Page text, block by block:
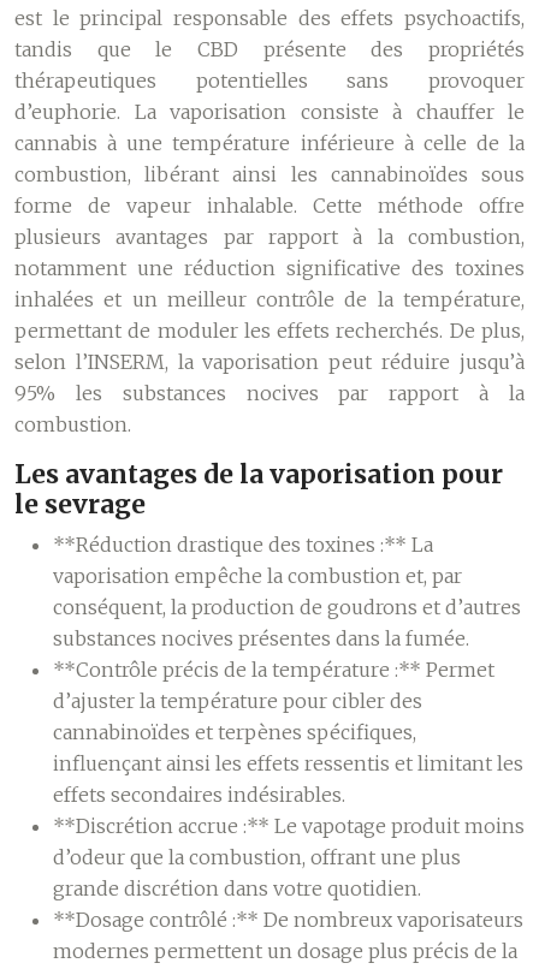
est le principal responsable des effets psychoactifs,
tandis que le CBD présente des propriétés
thérapeutiques potentielles sans provoquer
d’euphorie. La vaporisation consiste à chauffer le
cannabis à une température inférieure à celle de la
combustion, libérant ainsi les cannabinoïdes sous
forme de vapeur inhalable. Cette méthode offre
plusieurs avantages par rapport à la combustion,
notamment une réduction significative des toxines
inhalées et un meilleur contrôle de la température,
permettant de moduler les effets recherchés. De plus,
selon l’INSERM, la vaporisation peut réduire jusqu’à
95% les substances nocives par rapport à la
combustion.
Les avantages de la vaporisation pour
le sevrage
**Réduction drastique des toxines :** La
vaporisation empêche la combustion et, par
conséquent, la production de goudrons et d’autres
substances nocives présentes dans la fumée.
**Contrôle précis de la température :** Permet
d’ajuster la température pour cibler des
cannabinoïdes et terpènes spécifiques,
influençant ainsi les effets ressentis et limitant les
effets secondaires indésirables.
**Discrétion accrue :** Le vapotage produit moins
d’odeur que la combustion, offrant une plus
grande discrétion dans votre quotidien.
**Dosage contrôlé :** De nombreux vaporisateurs
modernes permettent un dosage plus précis de la